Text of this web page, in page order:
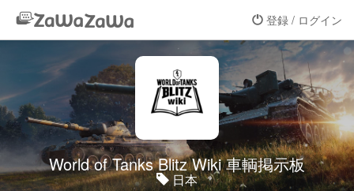
登録 / ログイン
World of Tanks Blitz Wiki 車輌掲示板
日本